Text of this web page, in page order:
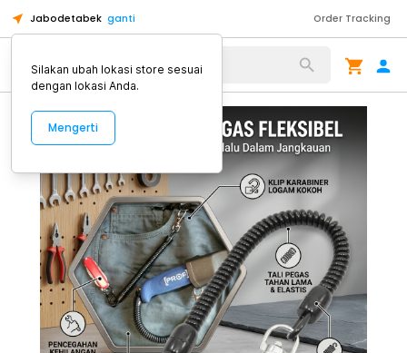
Jabodetabek ganti Order Tracking
Alat Kopi
Silakan ubah lokasi store sesuai
dengan lokasi Anda.
Mengerti